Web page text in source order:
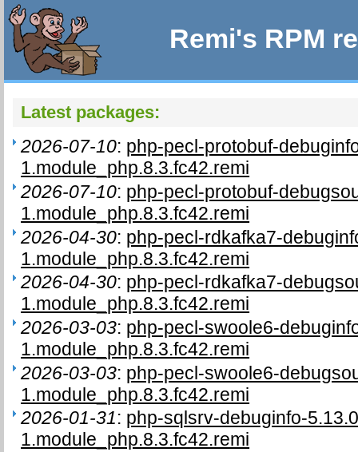
Remi's RPM
Latest packages:
2026-07-10: php-pecl-protobuf-
1.module_php.8.3.fc42.remi
2026-07-10: php-pecl-protobuf-
1.module_php.8.3.fc42.remi
2026-04-30: php-pecl-rdkafka7-
1.module_php.8.3.fc42.remi
2026-04-30: php-pecl-rdkafka7-
1.module_php.8.3.fc42.remi
2026-03-03: php-pecl-swoole6-
1.module_php.8.3.fc42.remi
2026-03-03: php-pecl-swoole6-
1.module_php.8.3.fc42.remi
2026-01-31: php-sqlsrv-debuginfo-
1.module_php.8.3.fc42.remi